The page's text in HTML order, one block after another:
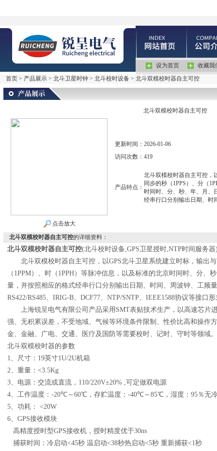
设为首页
收藏我
首页 > 产品展示 > 北斗卫星时钟 > 北斗校时设备 > 北斗双模校时器自主可控
北斗双模校时器自主可控
点击放大
更新时间： 2026-01-06
访问次数： 419
产品特点：
北斗双模校时器自主可控，
同步的秒（1PPS）、分（
时间时、分、秒、年、月、
经串行口分别输出日期、时
北斗双模校时器自主可控的详细资料：
北斗双模校时器自主可控(北斗校时设备,GPS卫星授时,NTP时间服务器
北斗双模校时器 自主可控， 以GPS北斗卫星系统建立时标，输出与
（ 1PPM）、时（ 1PPH）等脉冲信息，以及标准的北京时间时、分、
量，并按照相应的格式经串行口分别输出日期、时间、周波钟、工频
RS422/RS485、 IRIG-B、 DCF77、 NTP/SNTP、 IEEE1588协议等接口
上海锐呈电气有限公司产品采用 SMT表贴技术生产，以高速芯片
强、无积累误差，不受地域、气候等环境条件限制、性价比高和操作
金、金融、广电、交通、医疗及国防等需要校时、记时、守时等领域。
北斗双模校时器的参数
1、尺寸： 19英寸1U/2U机箱
2、重量： <3.5Kg
3、电源：交流或直流， 110/220V±20% ,可定做双电源
4、工作温度： -20℃～ 60℃，存贮温度： -40℃～ 85℃，湿度： 95％无
5、功耗：
<20W
6、 GPS接收模块
高精度授时型GPS接收机，授时精度优于30ns
捕获时间：冷启动<45秒 温启动<38秒热启动<5秒 重新捕获<1秒